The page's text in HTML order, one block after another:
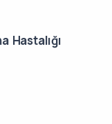
Hastalığı